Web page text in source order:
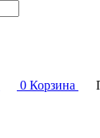
0 Корзина